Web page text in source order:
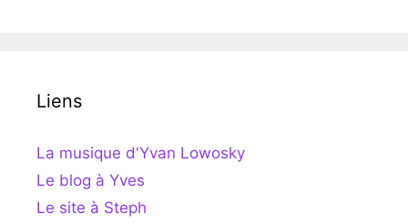
Liens
La musique d'Yvan Lowosky
Le blog à Yves
Le site à Steph